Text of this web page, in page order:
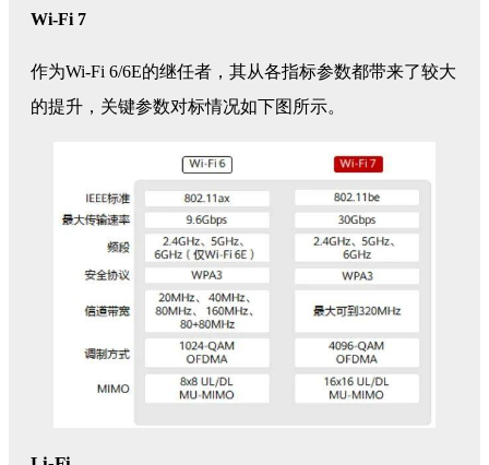
Wi-Fi 7
作为Wi-Fi 6/6E的继任者，其从各指标参数都带来了较大
的提升，关键参数对标情况如下图所示。